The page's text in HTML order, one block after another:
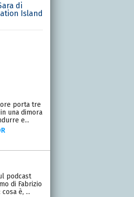
di
Island
porta tre
una dimora
e...
podcast
di Fabrizio
cosa è, ...